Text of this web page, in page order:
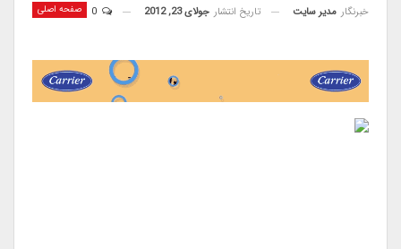
صفحه اصلی خبرنگار مدیر سایت تاریخ انتشار جولای 23, 2012